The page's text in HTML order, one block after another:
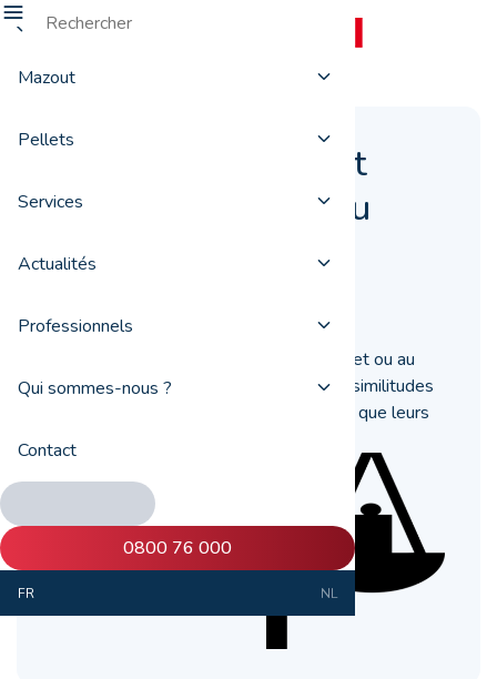
Mazout
Pellets
Services
Actualités
Professionnels
Qui sommes-nous ?
Contact
0800 76 000
FR NL
Chauffage au pellet
versus chauffage au
mazout
Vous hésitez entre un chauffage au pellet ou au
mazout ? Découvrez les différences et similitudes
entre ces deux types d’installation ainsi que leurs
avantages respectifs.